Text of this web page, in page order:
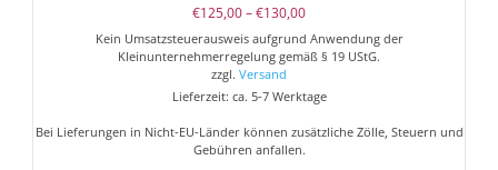
€125,00–€130,00Preisspanne:
€125,00
bis
Kein Umsatzsteuerausweis aufgrund Anwendung der
Kleinunternehmerregelung gemäß § 19 UStG.
zzgl. Versand
Lieferzeit: ca. 5-7 Werktage
Bei Lieferungen in Nicht-EU-Länder können zusätzliche Zölle, Steuern und
Gebühren anfallen.